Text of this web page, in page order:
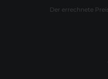
Der errechnete